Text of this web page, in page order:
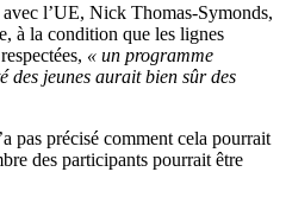
l’UE, Nick Thomas-Symonds,
à la condition que les lignes
« un programme
des jeunes aurait bien sûr des
pas précisé comment cela pourrait
des participants pourrait être